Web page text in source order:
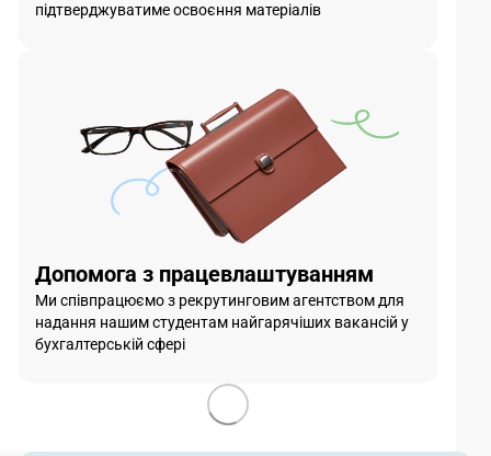
підтверджуватиме освоєння матеріалів
Допомога з працевлаштуванням
Ми співпрацюємо з рекрутинговим агентством для
надання нашим студентам найгарячіших вакансій у
бухгалтерській сфері